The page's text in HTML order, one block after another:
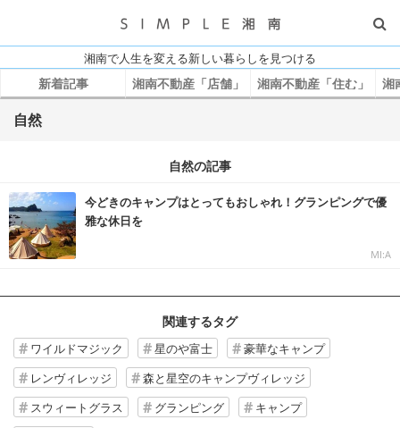
湘南で人生を変える新しい暮らしを見つける
新着記事 湘南不動産「店舗」 湘南不動産「住む」 湘
自然
自然の記事
今どきのキャンプはとってもおしゃれ！グランピングで優
雅な休日を
MI:A
関連するタグ
ワイルドマジック 星のや富士
豪華なキャンプ
レンヴィレッジ
森と星空のキャンプヴィレッジ
スウィートグラス
グランピング
キャンプ